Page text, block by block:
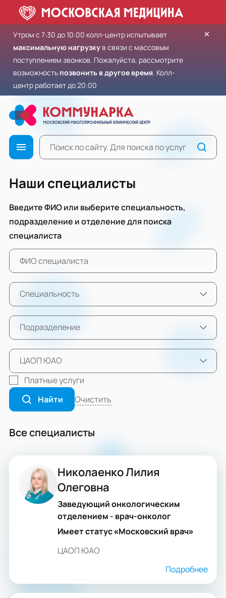
Утром с 7:30 до 10:00 колл-центр испытывает
максимальную нагрузку в связи с массовым
поступлением звонков. Пожалуйста, рассмотрите
возможность позвонить в другое время. Колл-
центр работает до 20:00
×
Наши специалисты
Введите ФИО или выберите специальность,
подразделение и отделение для поиска
специалиста
Специальность
Подразделение
ЦАОП ЮАО
Платные услуги
Найти
Очистить
Все специалисты
Николаенко Лилия
Олеговна
Заведующий онкологическим
отделением - врач-онколог
Имеет статус «Московский врач»
ЦАОП ЮАО
Подробнее